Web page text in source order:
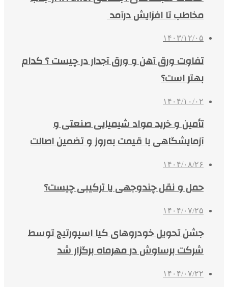
مخاطب تا افزایش درآمد
۱۴۰۳/۱۲/۰۵
تفاوت ورق آهن و ورق آجدار در چیست ؟ کدام
بهتر است؟
۱۴۰۴/۱۰/۰۲
تأمین و خرید مواد شیمیایی صنعتی و
آزمایشگاهی با قیمت به‌روز و تضمین اصالت
۱۴۰۴/۰۸/۲۶
حمل و نقل چندوجهی یا ترکیبی چیست؟
۱۴۰۴/۰۷/۲۵
جشن تحویل خودروهای کیا اسپورتیج توسط
شرکت برساوش در مهرماه برگزار شد
۱۴۰۴/۰۷/۲۲